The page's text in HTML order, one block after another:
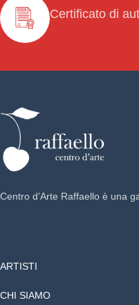
Certificato di
Centro d’Arte Raffaello è una
ARTISTI
CHI SIAMO